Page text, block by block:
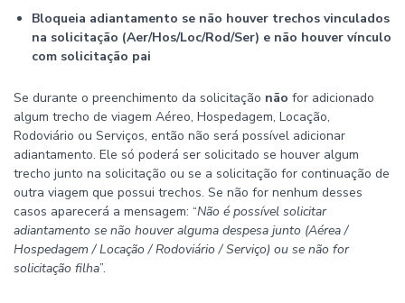
Bloqueia adiantamento se não houver trechos vinculados
na solicitação (Aer/Hos/Loc/Rod/Ser) e não houver vínculo
com solicitação pai
Se durante o preenchimento da solicitação não for adicionado
algum trecho de viagem Aéreo, Hospedagem, Locação,
Rodoviário ou Serviços, então não será possível adicionar
adiantamento. Ele só poderá ser solicitado se houver algum
trecho junto na solicitação ou se a solicitação for continuação de
outra viagem que possui trechos. Se não for nenhum desses
casos aparecerá a mensagem: “Não é possível solicitar
adiantamento se não houver alguma despesa junto (Aérea /
Hospedagem / Locação / Rodoviário / Serviço) ou se não for
solicitação filha”.